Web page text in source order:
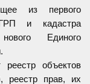
из первого
и кадастра
Единого
объектов
реестр прав, их